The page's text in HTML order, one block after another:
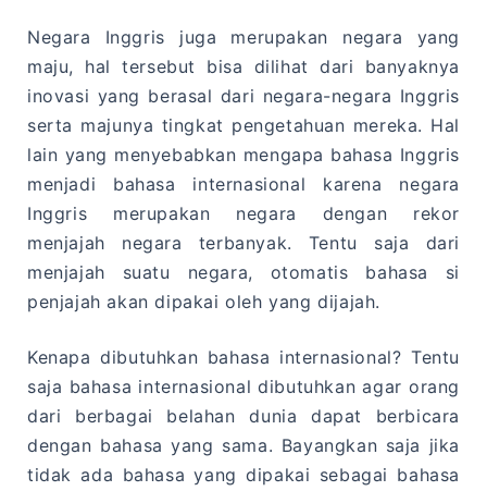
Negara Inggris juga merupakan negara yang
maju, hal tersebut bisa dilihat dari banyaknya
inovasi yang berasal dari negara-negara Inggris
serta majunya tingkat pengetahuan mereka. Hal
lain yang menyebabkan mengapa bahasa Inggris
menjadi bahasa internasional karena negara
Inggris merupakan negara dengan rekor
menjajah negara terbanyak. Tentu saja dari
menjajah suatu negara, otomatis bahasa si
penjajah akan dipakai oleh yang dijajah.
Kenapa dibutuhkan bahasa internasional? Tentu
saja bahasa internasional dibutuhkan agar orang
dari berbagai belahan dunia dapat berbicara
dengan bahasa yang sama. Bayangkan saja jika
tidak ada bahasa yang dipakai sebagai bahasa